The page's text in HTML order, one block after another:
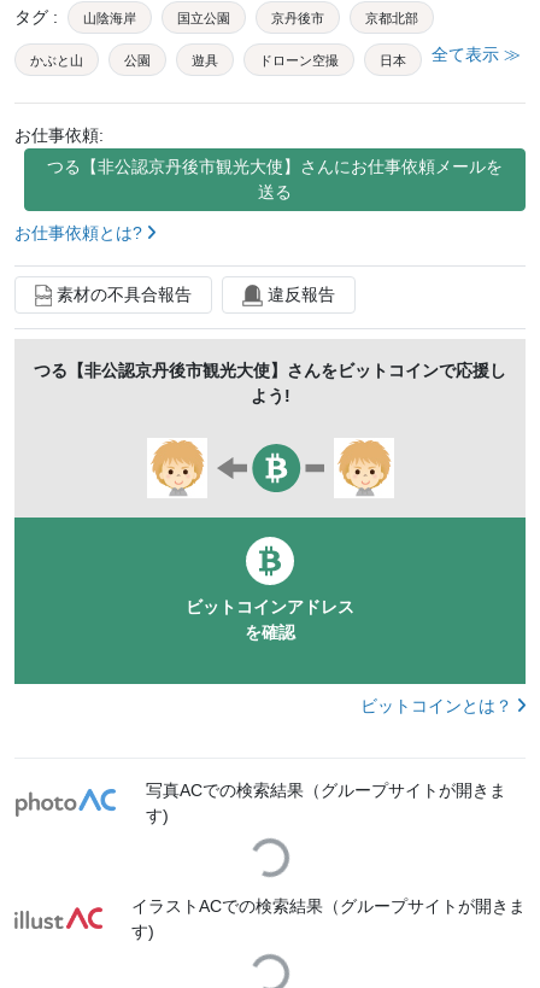
タグ : 山陰海岸 国立公園 京丹後市 京都北部
かぶと山 公園 遊具 ドローン空撮 日本
無人 樹海 森 木 桜 アスレチック
快晴 影
道具 自然
京都府
全て表示 ≫
お仕事依頼:
つる【非公認京丹後市観光大使】
さんにお仕事依頼メールを
送る
お仕事依頼とは?
素材の不具合報告 違反報告
つる【非公認京丹後市観光大使】 さんをビットコインで応援し
よう!
ビットコインアドレス
を確認
ビットコインとは？
写真ACでの検索結果（グループサイトが開きま
す)
Loading...
イラストACでの検索結果（グループサイトが開きま
す)
Loading...